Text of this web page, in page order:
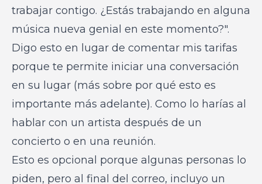
trabajar contigo. ¿Estás trabajando en alguna
música nueva genial en este momento?".
Digo esto en lugar de comentar mis tarifas
porque te permite iniciar una conversación
en su lugar (más sobre por qué esto es
importante más adelante). Como lo harías al
hablar con un artista después de un
concierto o en una reunión.
Esto es opcional porque algunas personas lo
piden, pero al final del correo, incluyo un